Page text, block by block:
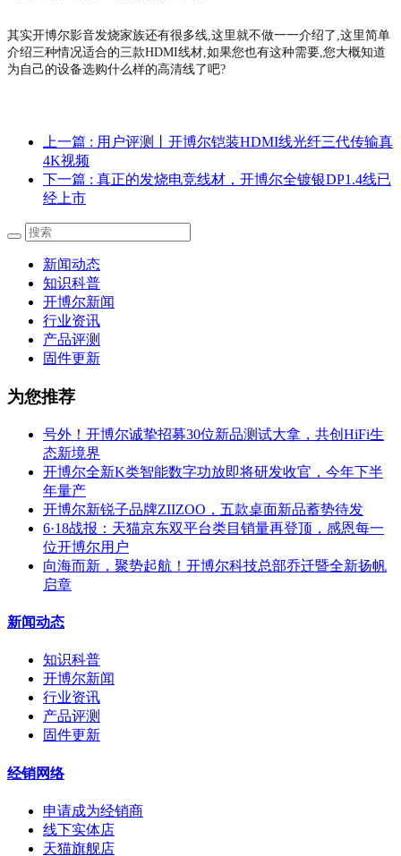
其实开博尔影音发烧家族还有很多线,这里就不做一一介绍了,这里简单
介绍三种情况适合的三款HDMI线材,如果您也有这种需要,您大概知道
为自己的设备选购什么样的高清线了吧?
上一篇 : 用户评测丨开博尔铠装HDMI线光纤三代传输真
4K视频
下一篇 : 真正的发烧电竞线材，开博尔全镀银DP1.4线已
经上市
新闻动态
知识科普
开博尔新闻
行业资讯
产品评测
固件更新
为您推荐
号外！开博尔诚挚招募30位新品测试大拿，共创HiFi生
态新境界
开博尔全新K类智能数字功放即将研发收官，今年下半
年量产
开博尔新锐子品牌ZIIZOO，五款桌面新品蓄势待发
6·18战报：天猫京东双平台类目销量再登顶，感恩每一
位开博尔用户
向海而新，聚势起航！开博尔科技总部乔迁暨全新扬帆
启章
新闻动态
知识科普
开博尔新闻
行业资讯
产品评测
固件更新
经销网络
申请成为经销商
线下实体店
天猫旗舰店